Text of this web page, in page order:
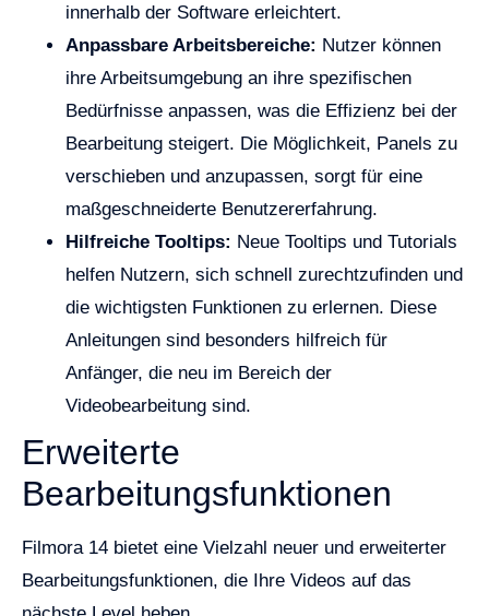
innerhalb der Software erleichtert.
Anpassbare Arbeitsbereiche: Nutzer können
ihre Arbeitsumgebung an ihre spezifischen
Bedürfnisse anpassen, was die Effizienz bei der
Bearbeitung steigert. Die Möglichkeit, Panels zu
verschieben und anzupassen, sorgt für eine
maßgeschneiderte Benutzererfahrung.
Hilfreiche Tooltips: Neue Tooltips und Tutorials
helfen Nutzern, sich schnell zurechtzufinden und
die wichtigsten Funktionen zu erlernen. Diese
Anleitungen sind besonders hilfreich für
Anfänger, die neu im Bereich der
Videobearbeitung sind.
Erweiterte
Bearbeitungsfunktionen
Filmora 14 bietet eine Vielzahl neuer und erweiterter
Bearbeitungsfunktionen, die Ihre Videos auf das